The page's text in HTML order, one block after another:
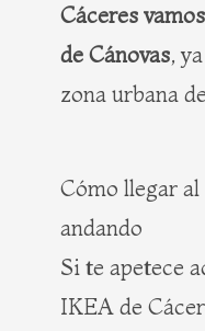
Cáceres
de Cánovas,
zona urbana
Cómo llegar
andando
Si te apetece
IKEA de